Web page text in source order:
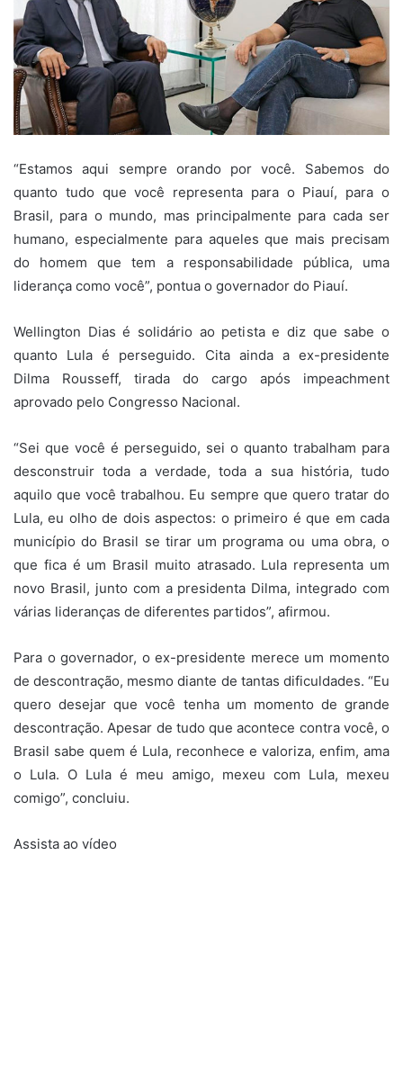
“Estamos aqui sempre orando por você. Sabemos do
quanto tudo que você representa para o Piauí, para o
Brasil, para o mundo, mas principalmente para cada ser
humano, especialmente para aqueles que mais precisam
do homem que tem a responsabilidade pública, uma
liderança como você”, pontua o governador do Piauí.
Wellington Dias é solidário ao petista e diz que sabe o
quanto Lula é perseguido. Cita ainda a ex-presidente
Dilma Rousseff, tirada do cargo após impeachment
aprovado pelo Congresso Nacional.
“Sei que você é perseguido, sei o quanto trabalham para
desconstruir toda a verdade, toda a sua história, tudo
aquilo que você trabalhou. Eu sempre que quero tratar do
Lula, eu olho de dois aspectos: o primeiro é que em cada
município do Brasil se tirar um programa ou uma obra, o
que fica é um Brasil muito atrasado. Lula representa um
novo Brasil, junto com a presidenta Dilma, integrado com
várias lideranças de diferentes partidos”, afirmou.
Para o governador, o ex-presidente merece um momento
de descontração, mesmo diante de tantas dificuldades. “Eu
quero desejar que você tenha um momento de grande
descontração. Apesar de tudo que acontece contra você, o
Brasil sabe quem é Lula, reconhece e valoriza, enfim, ama
o Lula. O Lula é meu amigo, mexeu com Lula, mexeu
comigo”, concluiu.
Assista ao vídeo